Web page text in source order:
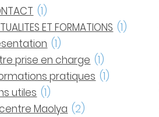
(1)
ET FORMATIONS (1)
(1)
prise en charge (1)
pratiques (1)
utiles (1)
Maolya (2)